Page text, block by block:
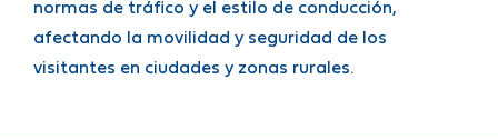
normas de tráfico y el estilo de conducción,
afectando la movilidad y seguridad de los
visitantes en ciudades y zonas rurales.